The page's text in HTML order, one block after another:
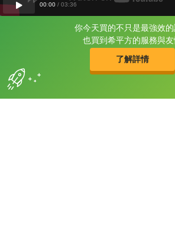
你今天買的不只是最強效
也買到希平方的服務與
了解詳情
片尾有
攻其不背
的品牌故事
00:00 / 03:36